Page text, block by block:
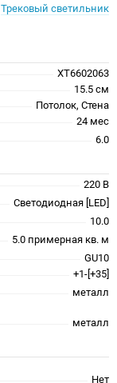
Трековый светильник
XT6602063
15.5 см
Потолок, Стена
24 меc
6.0
220 В
Светодиодная [LED]
10.0
5.0 примерная кв. м
GU10
+1-[+35]
металл
металл
Нет